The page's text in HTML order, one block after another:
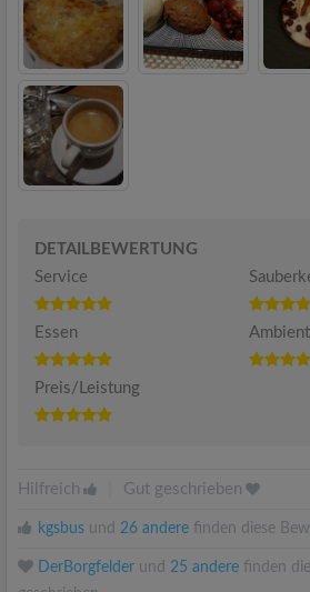
DETAILBEWERTUNG
Service
Essen
Preis/Leistung
Hilfreich Gut geschrieben
kgsbus und 26 andere finden diese
DerBorgfelder und 25 andere finden